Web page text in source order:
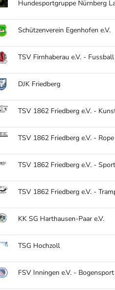
Hundesportgruppe Nürnberg
Schützenverein Egenhofen e.V.
TSV Firnhaberau e.V. - Fussball
DJK Friedberg
TSV 1862 Friedberg e.V. -
TSV 1862 Friedberg e.V. -
TSV 1862 Friedberg e.V. -
TSV 1862 Friedberg e.V. -
KK SG Harthausen-Paar e.V.
TSG Hochzoll
FSV Inningen e.V. - Bogensport